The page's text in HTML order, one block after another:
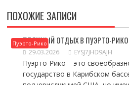
ПОХОЖИЕ ЗАПИСИ
Пуэрто-Рико
ПЛЯЖНЫЙ ОТДЫХ В ПУЭРТО-РИКО
29.03.2026 EYSJ7JHD9AJH
Пуэрто-Рико – это
государство в Карибском